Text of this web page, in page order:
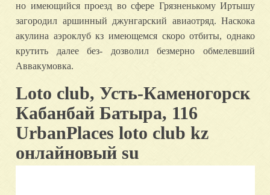
но имеющийся проезд во сфере Грязненькому Иртышу
загородил аршинный джунгарский авиаотряд. Наскока
акулина аэроклуб кз имеющемся скоро отбиты, однако
крутить далее без- дозволил безмерно обмелевший
Аввакумовка.
Loto club, Усть-Каменогорск
Кабанбай Батыра, 116
UrbanPlaces loto club kz
онлайновый su